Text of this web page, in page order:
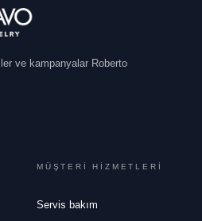
ve kampanyalar Roberto
MÜŞTERİ HİZMETLERİ
Servis bakım